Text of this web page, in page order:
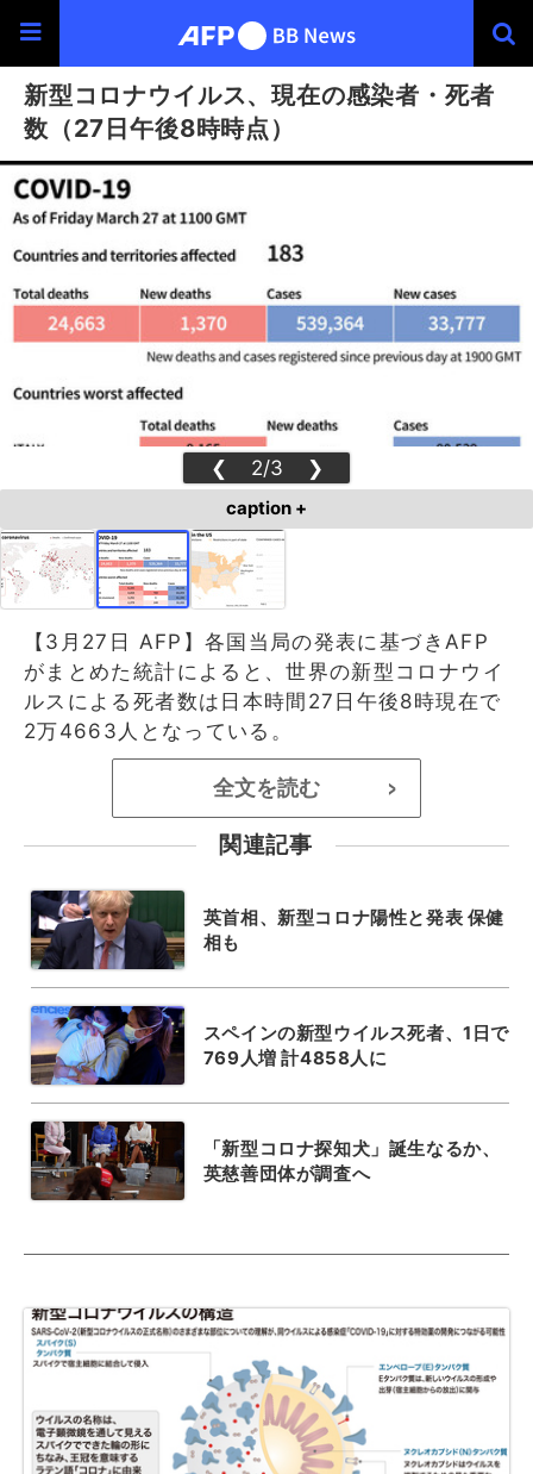
新型コロナウイルス、現在の感染者・死者
数（27日午後8時時点）
❮ 2/3 ❯
caption +
【3月27日 AFP】各国当局の発表に基づきAFP
がまとめた統計によると、世界の新型コロナウイ
ルスによる死者数は日本時間27日午後8時現在で
2万4663人となっている。
全文を読む >
関連記事
英首相、新型コロナ陽性と発表 保健
相も
スペインの新型ウイルス死者、1日で
769人増 計4858人に
「新型コロナ探知犬」誕生なるか、
英慈善団体が調査へ